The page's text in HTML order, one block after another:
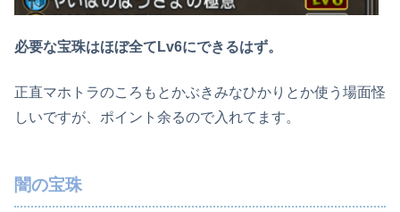
必要な宝珠はほぼ全てLv6にできるはず。
正直マホトラのころもとかぶきみなひかりとか使う場面怪
しいですが、ポイント余るので入れてます。
闇の宝珠